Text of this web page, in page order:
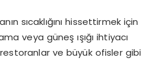
sıcaklığını hissettirmek için
veya güneş ışığı ihtiyacı
ve büyük ofisler gibi